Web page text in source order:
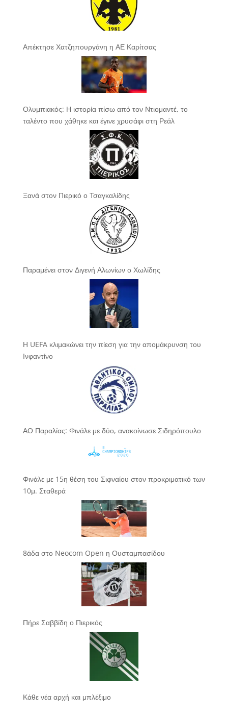
Απέκτησε Χατζηπουργάνη η ΑΕ Καρίτσας
Ολυμπιακός: Η ιστορία πίσω από τον Ντιομαντέ, το
ταλέντο που χάθηκε και έγινε χρυσάφι στη Ρεάλ
Ξανά στον Πιερικό ο Τσαγκαλίδης
Παραμένει στον Διγενή Αλωνίων ο Χωλίδης
Η UEFA κλιμακώνει την πίεση για την απομάκρυνση του
Ινφαντίνο
ΑΟ Παραλίας: Φινάλε με δύο, ανακοίνωσε Σιδηρόπουλο
Φινάλε με 15η θέση του Σιφναίου στον προκριματικό των
10μ. Σταθερά
8άδα στο Neocom Open η Ουσταμπασίδου
Πήρε Σαββίδη ο Πιερικός
Κάθε νέα αρχή και μπλέξιμο